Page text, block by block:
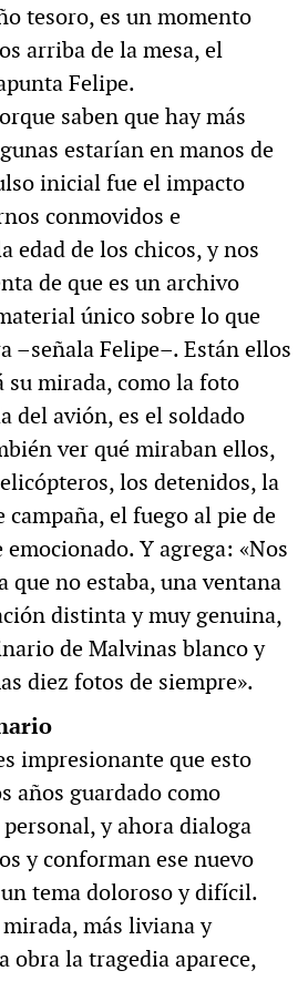
tesoro, es un momento
arriba de la mesa, el
Felipe.
saben que hay más
estarían en manos de
inicial fue el impacto
conmovidos e
edad de los chicos, y nos
de que es un archivo
único sobre lo que
–señala Felipe–. Están ellos
su mirada, como la foto
del avión, es el soldado
ver qué miraban ellos,
los detenidos, la
campaña, el fuego al pie de
Y agrega: «Nos
que no estaba, una ventana
distinta y muy genuina,
de Malvinas blanco y
diez fotos de siempre».
impresionante que esto
años guardado como
y ahora dialoga
y conforman ese nuevo
tema doloroso y difícil.
más liviana y
obra la tragedia aparece,